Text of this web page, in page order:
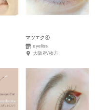
マツエク④
eyeliss
大阪府/枚方